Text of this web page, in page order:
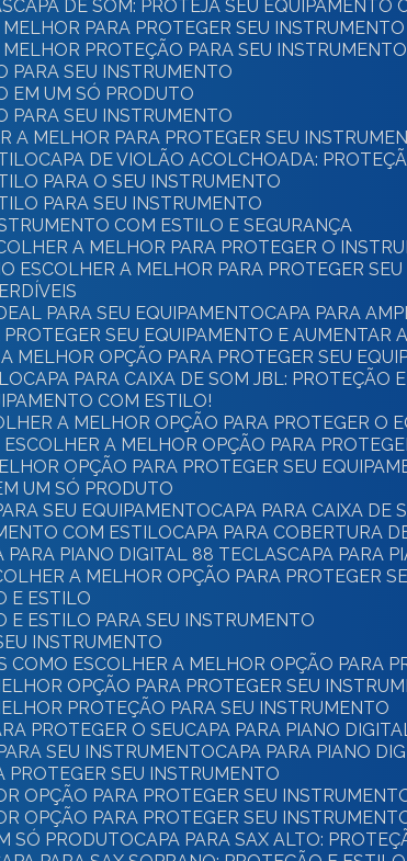
CAPA DE SOM: PROTEJA SEU EQUIPAMENTO
PARA PROTEGER SEU INSTRUMENTO
PROTEÇÃO PARA SEU INSTRUMENTO
PARA SEU INSTRUMENTO
EM UM SÓ PRODUTO
PARA SEU INSTRUMENTO
A MELHOR PARA PROTEGER SEU
CAPA DE VIOLÃO ACOLCHOADA:
PARA O SEU INSTRUMENTO
PARA SEU INSTRUMENTO
COM ESTILO E SEGURANÇA
A MELHOR PARA PROTEGER O
ESCOLHER A MELHOR PARA PROTEGER
PARA SEU EQUIPAMENTO
CAPA PARA
PROTEGER SEU EQUIPAMENTO E AUMENTAR
MELHOR OPÇÃO PARA PROTEGER SEU
CAPA PARA CAIXA DE SOM JBL: PROTEÇÃO
COM ESTILO!
A MELHOR OPÇÃO PARA PROTEGER O
A MELHOR OPÇÃO PARA
OPÇÃO PARA PROTEGER SEU
UM SÓ PRODUTO
SEU EQUIPAMENTO
CAPA PARA CAIXA
COM ESTILO
CAPA PARA COBERTURA
PARA PIANO DIGITAL 88 TECLAS
CAPA PARA
A MELHOR OPÇÃO PARA PROTEGER
E ESTILO
E ESTILO PARA SEU INSTRUMENTO
INSTRUMENTO
COMO ESCOLHER A MELHOR OPÇÃO PARA
OPÇÃO PARA PROTEGER SEU
PROTEÇÃO PARA SEU INSTRUMENTO
PROTEGER O SEU
CAPA PARA PIANO
SEU INSTRUMENTO
CAPA PARA PIANO
PROTEGER SEU INSTRUMENTO
OPÇÃO PARA PROTEGER SEU
OPÇÃO PARA PROTEGER SEU
SÓ PRODUTO
CAPA PARA SAX ALTO: